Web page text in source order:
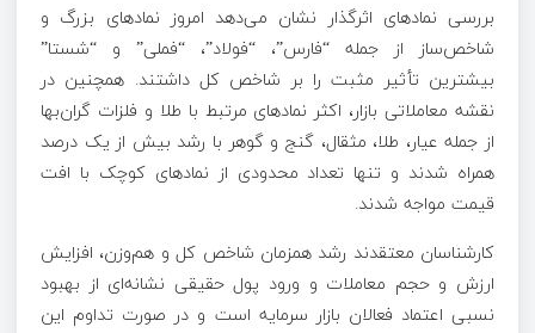
بررسی نمادهای اثرگذار نشان می‌دهد امروز نمادهای بزرگ و
شاخص‌ساز از جمله “فارس”، “فولاد”، “فملی” و “شستا”
بیشترین تأثیر مثبت را بر شاخص کل داشتند. همچنین در
نقشه معاملاتی بازار، اکثر نمادهای مرتبط با طلا و فلزات گران‌بها
از جمله عیار، طلا، مثقال، گنج و گوهر با رشد بیش از یک درصد
همراه شدند و تنها تعداد محدودی از نمادهای کوچک با افت
قیمت مواجه شدند.
کارشناسان معتقدند رشد همزمان شاخص کل و هم‌وزن، افزایش
ارزش و حجم معاملات و ورود پول حقیقی نشانه‌ای از بهبود
نسبی اعتماد فعالان بازار سرمایه است و در صورت تداوم این